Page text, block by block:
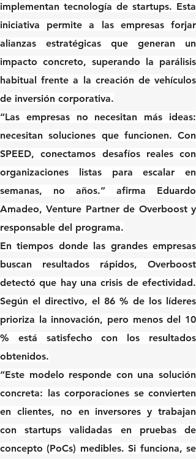
implementan tecnología de startups. Esta
iniciativa permite a las empresas forjar
alianzas estratégicas que generan un
impacto concreto, superando la parálisis
habitual frente a la creación de vehículos
de inversión corporativa.
“Las empresas no necesitan más ideas:
necesitan soluciones que funcionen. Con
SPEED, conectamos desafíos reales con
organizaciones listas para escalar en
semanas, no años.” afirma Eduardo
Amadeo, Venture Partner de Overboost y
responsable del programa.
En tiempos donde las grandes empresas
buscan resultados rápidos, Overboost
detectó que hay una crisis de efectividad.
Según el directivo, el 86 % de los líderes
prioriza la innovación, pero menos del 10
% está satisfecho con los resultados
obtenidos.
“Este modelo responde con una solución
concreta: las corporaciones se convierten
en clientes, no en inversores y trabajan
con startups validadas en pruebas de
concepto (PoCs) medibles. Si funciona, se